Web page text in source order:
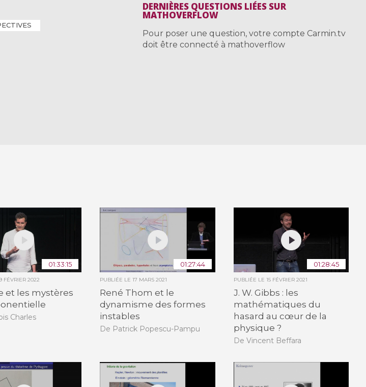
DERNIÈRES QUESTIONS LIÉES SUR
MATHOVERFLOW
Pour poser une question, votre compte Carmin.tv
doit être connecté à mathoverflow
01:33:15
FÉVRIER 2022
et les mystères
Charles
01:27:44
PUBLIÉE LE17 MARS 2021
René Thom et le
dynamisme des formes
instables
De Patrick Popescu-Pampu
01:28:45
PUBLIÉE LE 15 FÉVRIER 2021
J. W. Gibbs : les
mathématiques du
hasard au cœur de la
physique ?
De Vincent Beffara